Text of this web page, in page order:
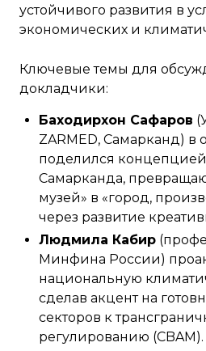
устойчивого развития в
экономических и
Ключевые темы для
докладчики:
Баходирхон Сафаров
ZARMED, Самарканд) в
поделился
Самарканда,
музей» в «город,
через развитие
Людмила Кабир
Минфина России)
национальную
сделав акцент на
секторов к
регулированию (CBAM).